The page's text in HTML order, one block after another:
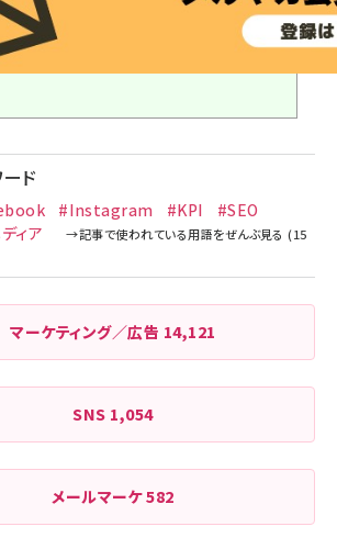
ド
#Instagram #KPI
#SEO
ィア
マーケティング／広告 14,121
SNS 1,054
メールマーケ582